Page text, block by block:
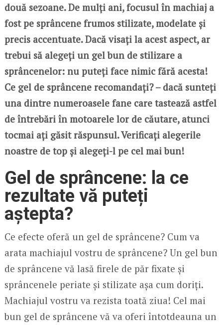
două sezoane. De mulți ani, focusul în machiaj a
fost pe sprâncene frumos stilizate, modelate și
precis accentuate. Dacă visați la acest aspect, ar
trebui să alegeți un gel bun de stilizare a
sprâncenelor: nu puteți face nimic fără acesta!
Ce gel de sprâncene recomandați? – dacă sunteți
una dintre numeroasele fane care tastează astfel
de întrebări în motoarele lor de căutare, atunci
tocmai ați găsit răspunsul. Verificați alegerile
noastre de top și alegeți-l pe cel mai bun!
Gel de sprâncene: la ce
rezultate vă puteți
aștepta?
Ce efecte oferă un gel de sprâncene? Cum va
arata machiajul vostru de sprâncene? Un gel bun
de sprâncene vă lasă firele de păr fixate și
sprâncenele periate și stilizate așa cum doriți.
Machiajul vostru va rezista toată ziua! Cel mai
bun gel de sprâncene vă va oferi întotdeauna un